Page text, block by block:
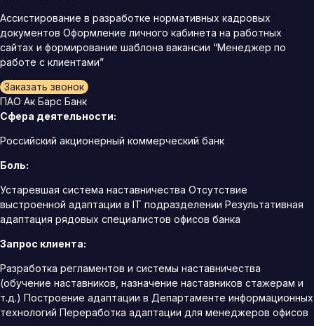
Ассистирование в разработке нормативных кадровых
документов Оформление личного кабинета на работных
сайтах и формирование шаблона вакансии “Менеджер по
работе с клиентами”
Заказать звонок
ПАО Ак Барс Банк
Сфера деятельности:
Российский акционерный коммерческий банк
Боль:
Устаревшая система наставничества Отсутствие
выстроенной адаптации в IT подразделении Результативная
адаптация рядовых специалистов офисов банка
Запрос клиента:
Разработка регламентов и системы наставничества
(обучение наставников, назначение наставников стажерам и
т.д.) Построение адаптации в Департаменте информационных
технологий Переработка адаптации для менеджеров офисов